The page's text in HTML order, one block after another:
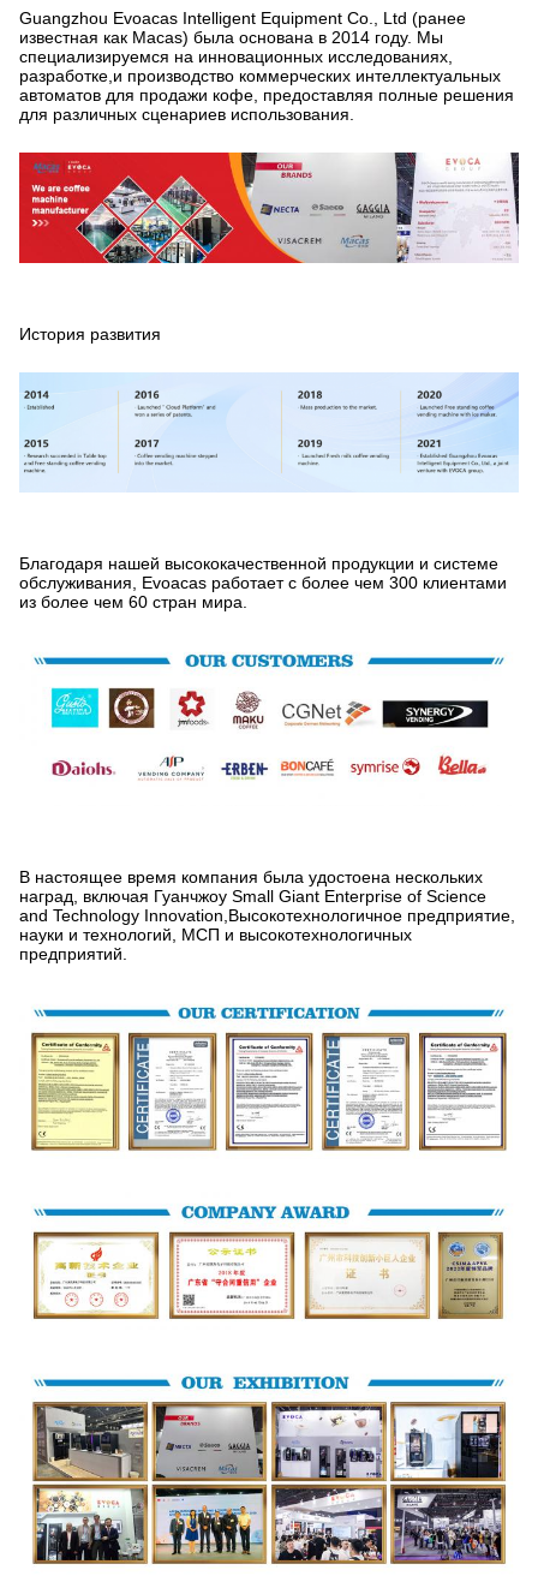
Guangzhou Evoacas Intelligent Equipment Co., Ltd (ранее
известная как Macas) была основана в 2014 году. Мы
специализируемся на инновационных исследованиях,
разработке,и производство коммерческих интеллектуальных
автоматов для продажи кофе, предоставляя полные решения
для различных сценариев использования.
История развития
Благодаря нашей высококачественной продукции и системе
обслуживания, Evoacas работает с более чем 300 клиентами
из более чем 60 стран мира.
В настоящее время компания была удостоена нескольких
наград, включая Гуанчжоу Small Giant Enterprise of Science
and Technology Innovation,Высокотехнологичное предприятие,
науки и технологий, МСП и высокотехнологичных
предприятий.